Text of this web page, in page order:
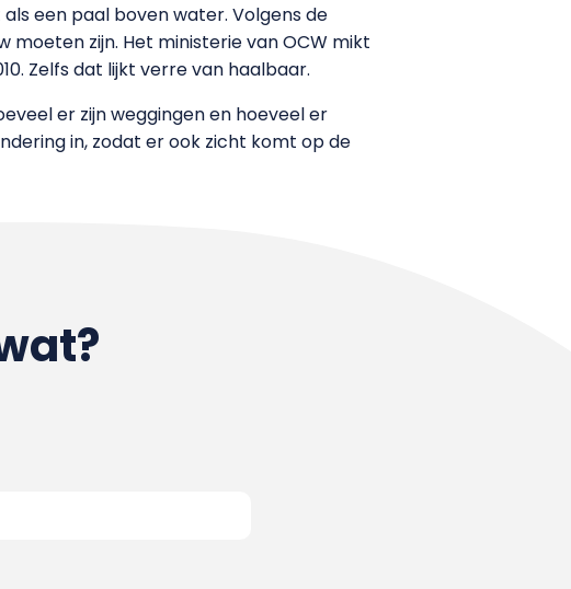
een paal boven water. Volgens de
moeten zijn. Het ministerie van OCW mikt
Zelfs dat lijkt verre van haalbaar.
er zijn weggingen en hoeveel er
in, zodat er ook zicht komt op de